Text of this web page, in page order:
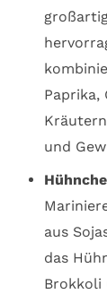
Paprika,
und
aus
das
Brokkoli